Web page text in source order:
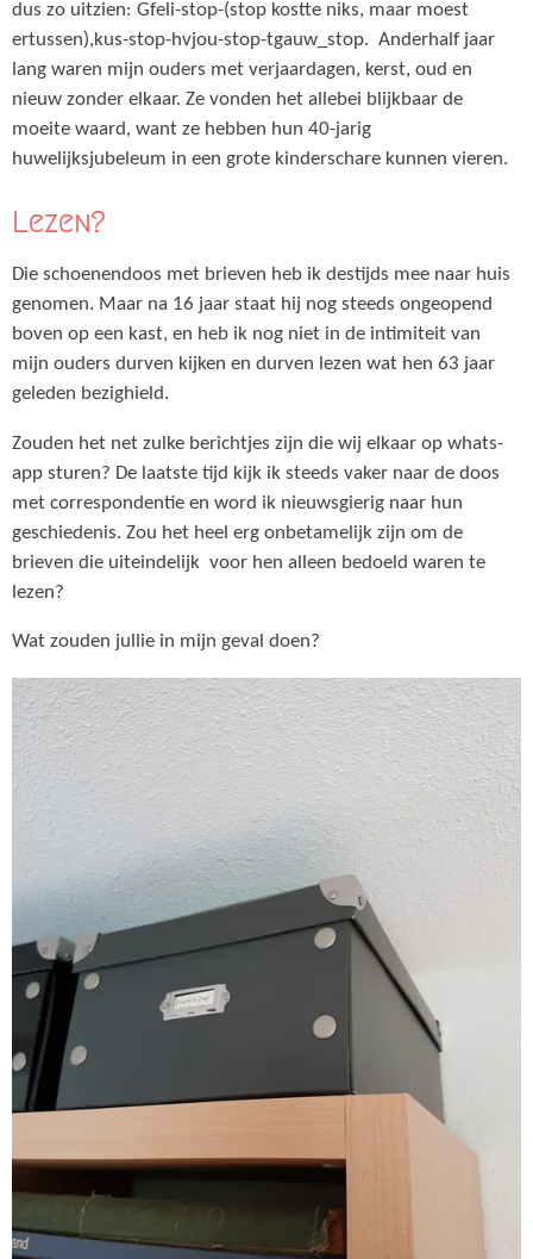
dus zo uitzien: Gfeli-stop-(stop kostte niks, maar moest
ertussen),kus-stop-hvjou-stop-tgauw_stop. Anderhalf jaar
lang waren mijn ouders met verjaardagen, kerst, oud en
nieuw zonder elkaar. Ze vonden het allebei blijkbaar de
moeite waard, want ze hebben hun 40-jarig
huwelijksjubeleum in een grote kinderschare kunnen vieren.
Lezen?
Die schoenendoos met brieven heb ik destijds mee naar huis
genomen. Maar na 16 jaar staat hij nog steeds ongeopend
boven op een kast, en heb ik nog niet in de intimiteit van
mijn ouders durven kijken en durven lezen wat hen 63 jaar
geleden bezighield.
Zouden het net zulke berichtjes zijn die wij elkaar op whats-
app sturen? De laatste tijd kijk ik steeds vaker naar de doos
met correspondentie en word ik nieuwsgierig naar hun
geschiedenis. Zou het heel erg onbetamelijk zijn om de
brieven die uiteindelijk voor hen alleen bedoeld waren te
lezen?
Wat zouden jullie in mijn geval doen?